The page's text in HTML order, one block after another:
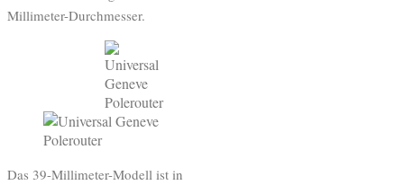
Millimeter-Durchmesser.
Das 39-Millimeter-Modell ist in